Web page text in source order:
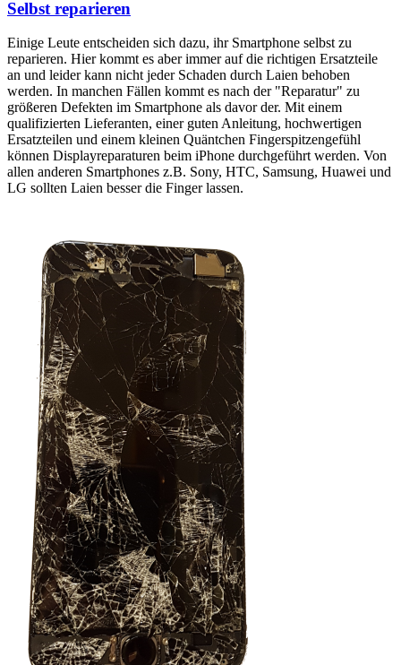
Selbst reparieren
Einige Leute entscheiden sich dazu, ihr Smartphone selbst zu
reparieren. Hier kommt es aber immer auf die richtigen Ersatzteile
an und leider kann nicht jeder Schaden durch Laien behoben
werden. In manchen Fällen kommt es nach der "Reparatur" zu
größeren Defekten im Smartphone als davor der. Mit einem
qualifizierten Lieferanten, einer guten Anleitung, hochwertigen
Ersatzteilen und einem kleinen Quäntchen Fingerspitzengefühl
können Displayreparaturen beim iPhone durchgeführt werden. Von
allen anderen Smartphones z.B. Sony, HTC, Samsung, Huawei und
LG sollten Laien besser die Finger lassen.